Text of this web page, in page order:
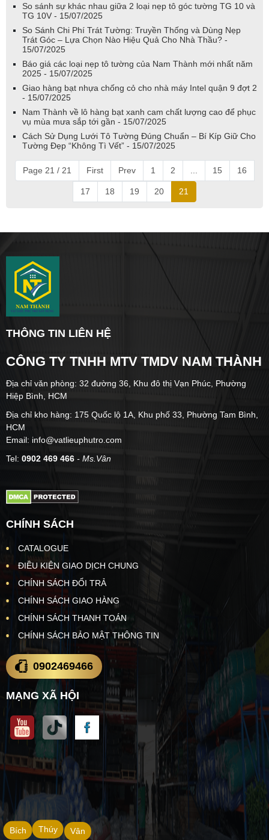
So sánh sự khác nhau giữa 2 loại nẹp tô góc tường TG 10 và
TG 10V - 15/07/2025
So Sánh Chi Phí Trát Tường: Truyền Thống và Dùng Nẹp
Trát Góc – Lựa Chọn Nào Hiệu Quả Cho Nhà Thầu? -
15/07/2025
Báo giá các loại nẹp tô tường của Nam Thành mới nhất năm
2025 - 15/07/2025
Giao hàng bạt nhựa chống cỏ cho nhà máy Intel quận 9 đợt 2
- 15/07/2025
Nam Thành về lô hàng bạt xanh cam chất lượng cao để phục
vụ mùa mưa sắp tới gần - 15/07/2025
Cách Sử Dụng Lưới Tô Tường Đúng Chuẩn – Bí Kíp Giữ Cho
Tường Đẹp “Không Tì Vết” - 15/07/2025
Page 21 / 21 First Prev 1 2 15 16
17 18 19 20 21
THÔNG TIN LIÊN HỆ
CÔNG TY TNHH MTV TMDV NAM THÀNH
Địa chỉ văn phòng: 32 đường 36, Khu đô thị Vạn Phúc, Phường
Hiệp Bình, HCM
Địa chỉ kho hàng: 175 Quốc lộ 1A, Khu phố 33, Phường Tam Bình,
HCM
Email: info@vatlieuphutro.com
Tel: 0902 469 466 - Ms.Vân
CHÍNH SÁCH
CATALOGUE
ĐIỀU KIỆN GIAO DỊCH CHUNG
CHÍNH SÁCH ĐỔI TRẢ
CHÍNH SÁCH GIAO HÀNG
CHÍNH SÁCH THANH TOÁN
CHÍNH SÁCH BẢO MẬT THÔNG TIN
0902469466
MẠNG XÃ HỘI
Vân
Thúy
Bích